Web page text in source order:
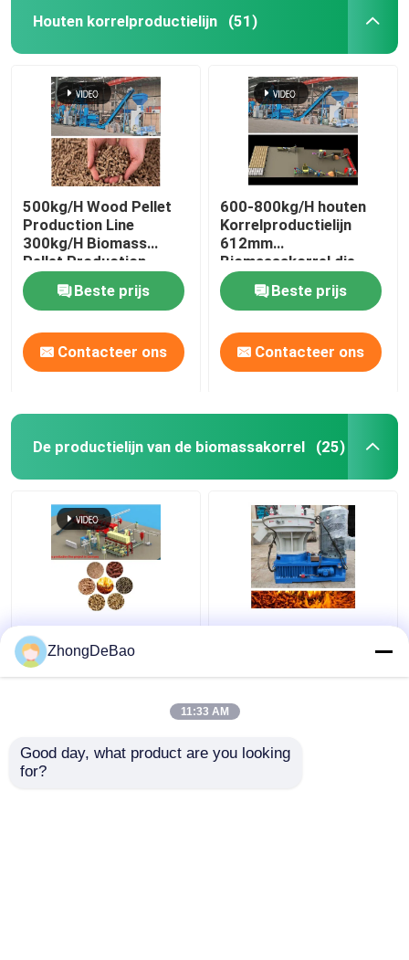
Houten korrelproductielijn (51)
500kg/H Wood Pellet
Production Line
300kg/H Biomass
Pellet Production
Equipment
Beste prijs
Contacteer ons
600-800kg/H houten
Korrelproductielijn
612mm
Biomassakorrel die
Machine maken
Beste prijs
Contacteer ons
De productielijn van de biomassakorrel (25)
Commerciële Lijn 1 van
de Biomassakorrel -
5TPH-Rijst Straw
55kw de Productielijn
800-1000kg/H Ring Die
ZhongDeBao
11:33 AM
Good day, what product are you looking
for?